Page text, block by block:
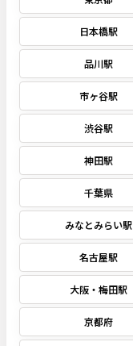
日本橋駅
品川駅
市ヶ谷駅
渋谷駅
神田駅
千葉県
みなとみらい駅
名古屋駅
大阪・梅田駅
京都府